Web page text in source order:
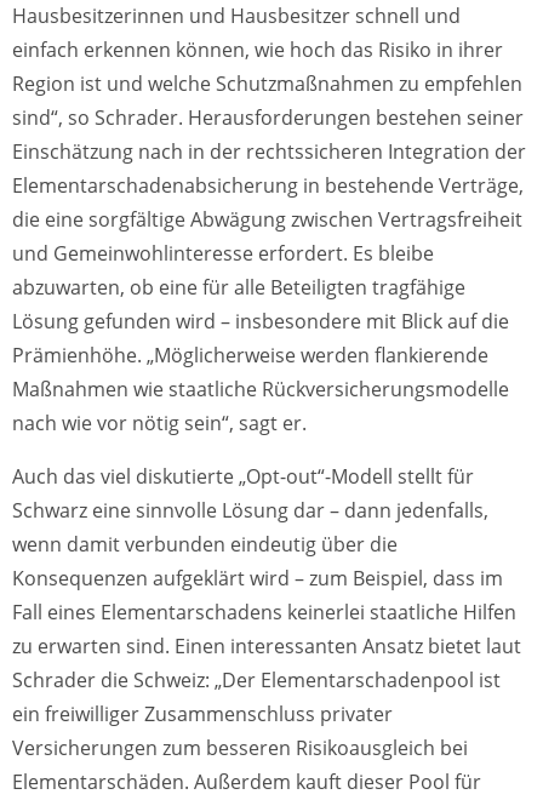
Hausbesitzerinnen und Hausbesitzer schnell und
einfach erkennen können, wie hoch das Risiko in ihrer
Region ist und welche Schutzmaßnahmen zu empfehlen
sind“, so Schrader. Herausforderungen bestehen seiner
Einschätzung nach in der rechtssicheren Integration der
Elementarschadenabsicherung in bestehende Verträge,
die eine sorgfältige Abwägung zwischen Vertragsfreiheit
und Gemeinwohlinteresse erfordert. Es bleibe
abzuwarten, ob eine für alle Beteiligten tragfähige
Lösung gefunden wird – insbesondere mit Blick auf die
Prämienhöhe. „Möglicherweise werden flankierende
Maßnahmen wie staatliche Rückversicherungsmodelle
nach wie vor nötig sein“, sagt er.
Auch das viel diskutierte „Opt-out“-Modell stellt für
Schwarz eine sinnvolle Lösung dar – dann jedenfalls,
wenn damit verbunden eindeutig über die
Konsequenzen aufgeklärt wird – zum Beispiel, dass im
Fall eines Elementarschadens keinerlei staatliche Hilfen
zu erwarten sind. Einen interessanten Ansatz bietet laut
Schrader die Schweiz: „Der Elementarschadenpool ist
ein freiwilliger Zusammenschluss privater
Versicherungen zum besseren Risikoausgleich bei
Elementarschäden. Außerdem kauft dieser Pool für